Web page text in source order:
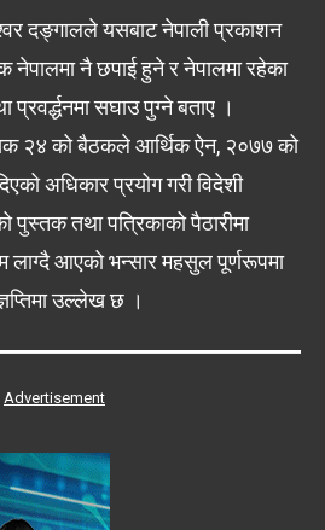
दङ्गालले यसबाट नेपाली प्रकाशन
नै छपाई हुने र नेपालमा रहेका
प्रवर्द्धनमा सघाउ पुग्ने बताए ।
२४ को बैठकले आर्थिक ऐन, २०७७ को
अधिकार प्रयोग गरी विदेशी
तथा पत्रिकाको पैठारीमा
लाग्दै आएको भन्सार महसुल पूर्णरूपमा
उल्लेख छ ।
Advertisement